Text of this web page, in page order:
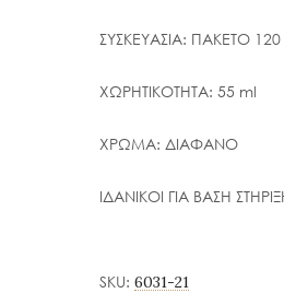
ΣΥΣΚΕΥΑΣΙΑ: ΠΑΚΕΤΟ
ΧΩΡΗΤΙΚΟΤΗΤΑ: 55 ml
ΧΡΩΜΑ: ΔΙΑΦΑΝΟ
ΙΔΑΝΙΚΟΙ ΓΙΑ ΒΑΣΗ
SKU: 6031-21